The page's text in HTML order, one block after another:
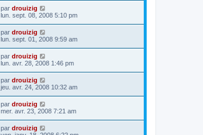
par drouizig
lun. sept. 08, 2008 5:10 pm
par drouizig
lun. sept. 01, 2008 9:59 am
par drouizig
lun. avr. 28, 2008 1:46 pm
par drouizig
jeu. avr. 24, 2008 10:32 am
par drouizig
mer. avr. 23, 2008 7:21 am
par drouizig